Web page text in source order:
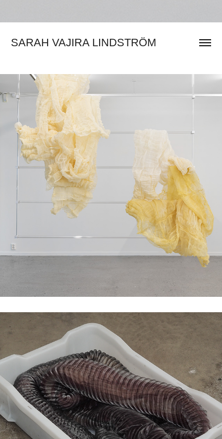
SARAH VAJIRA LINDSTRÖM
MATERIA MEDICA MEDICINA MAGICA
KRAKEN